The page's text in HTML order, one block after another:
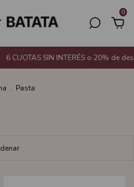
0
6 CUOTAS SIN INTERÉS o 20% de
. Pasta